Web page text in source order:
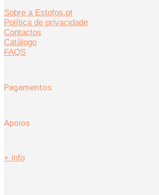
Sobre a Estofos.pt
Política de privacidade
Contactos
Catálogo
FAQS
Pagamentos
Apoios
+ info